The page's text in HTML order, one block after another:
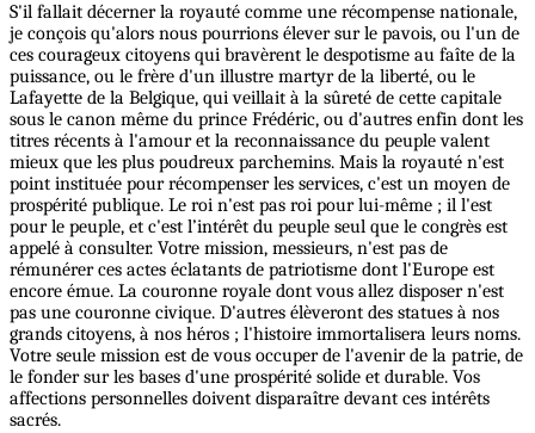
S'il fallait décerner la royauté comme une récompense nationale,
je conçois qu'alors nous pourrions élever sur le pavois, ou l'un de
ces courageux citoyens qui bravèrent le despotisme au faîte de la
puissance, ou le frère d'un illustre martyr de la liberté, ou le
Lafayette de la Belgique, qui veillait à la sûreté de cette capitale
sous le canon même du prince Frédéric, ou d'autres enfin dont les
titres récents à l'amour et la reconnaissance du peuple valent
mieux que les plus poudreux parchemins. Mais la royauté n'est
point instituée pour récompenser les services, c'est un moyen de
prospérité publique. Le roi n'est pas roi pour lui-même ; il l'est
pour le peuple, et c'est l’intérêt du peuple seul que le congrès est
appelé à consulter. Votre mission, messieurs, n'est pas de
rémunérer ces actes éclatants de patriotisme dont l'Europe est
encore émue. La couronne royale dont vous allez disposer n'est
pas une couronne civique. D'autres élèveront des statues à nos
grands citoyens, à nos héros ; l'histoire immortalisera leurs noms.
Votre seule mission est de vous occuper de l'avenir de la patrie, de
le fonder sur les bases d'une prospérité solide et durable. Vos
affections personnelles doivent disparaître devant ces intérêts
sacrés.